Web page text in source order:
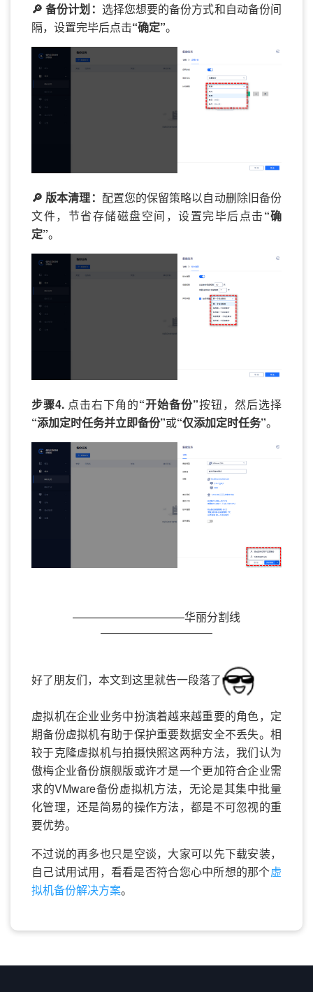
🔎 备份计划： 选择您想要的备份方式和自动备份间
隔，设置完毕后点击“确定”。
🔎 版本清理： 配置您的保留策略以自动删除旧备份
文件，节省存储磁盘空间，设置完毕后点击“确
定”。
步骤4. 点击右下角的“开始备份”按钮，然后选择
“添加定时任务并立即备份”或“仅添加定时任务”。
——————————华丽分割线
——————————
好了朋友们，本文到这里就告一段落了
虚拟机在企业业务中扮演着越来越重要的角色，定
期备份虚拟机有助于保护重要数据安全不丢失。相
较于克隆虚拟机与拍摄快照这两种方法，我们认为
傲梅企业备份旗舰版或许才是一个更加符合企业需
求的VMware备份虚拟机方法，无论是其集中批量
化管理，还是简易的操作方法，都是不可忽视的重
要优势。
不过说的再多也只是空谈，大家可以先下载安装，
自己试用试用，看看是否符合您心中所想的那个虚
拟机备份解决方案。